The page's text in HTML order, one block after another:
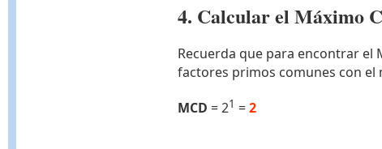
4. Calcular el Máximo
Recuerda que para encontrar el
factores primos comunes con el
MCD = 21 =2